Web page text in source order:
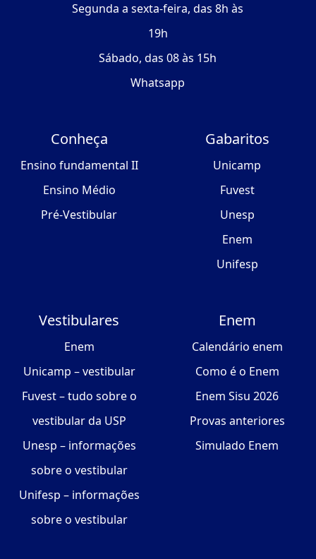
Segunda a sexta-feira, das 8h às
19h
Sábado, das 08 às 15h
Whatsapp
Conheça
Ensino fundamental II
Ensino Médio
Pré-Vestibular
Gabaritos
Unicamp
Fuvest
Unesp
Enem
Unifesp
Vestibulares
Enem
Unicamp – vestibular
Fuvest – tudo sobre o
vestibular da USP
Unesp – informações
sobre o vestibular
Unifesp – informações
sobre o vestibular
Enem
Calendário enem
Como é o Enem
Enem Sisu 2026
Provas anteriores
Simulado Enem